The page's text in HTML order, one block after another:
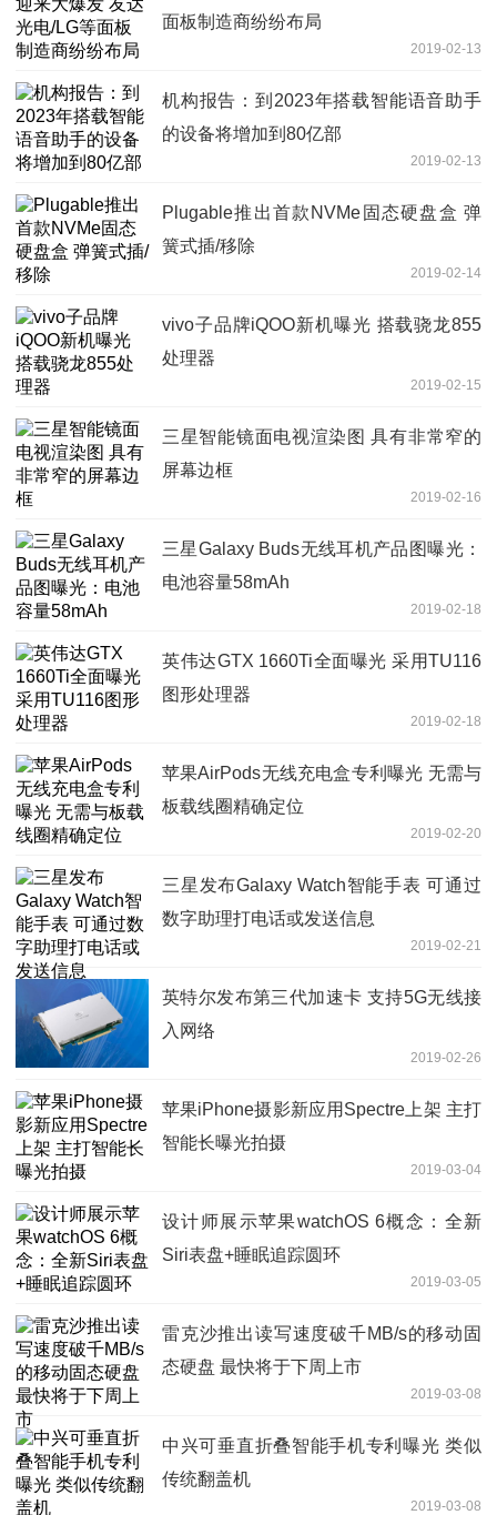
面板制造商纷纷布局
2019-02-13
机构报告：到2023年搭载智能语音助手
的设备将增加到80亿部
2019-02-13
Plugable推出首款NVMe固态硬盘盒 弹
簧式插/移除
2019-02-14
vivo子品牌iQOO新机曝光 搭载骁龙855
处理器
2019-02-15
三星智能镜面电视渲染图 具有非常窄的
屏幕边框
2019-02-16
三星Galaxy Buds无线耳机产品图曝光：
电池容量58mAh
2019-02-18
英伟达GTX 1660Ti全面曝光 采用TU116
图形处理器
2019-02-18
苹果AirPods无线充电盒专利曝光 无需与
板载线圈精确定位
2019-02-20
三星发布Galaxy Watch智能手表 可通过
数字助理打电话或发送信息
2019-02-21
英特尔发布第三代加速卡 支持5G无线接
入网络
2019-02-26
苹果iPhone摄影新应用Spectre上架 主打
智能长曝光拍摄
2019-03-04
设计师展示苹果watchOS 6概念：全新
Siri表盘+睡眠追踪圆环
2019-03-05
雷克沙推出读写速度破千MB/s的移动固
态硬盘 最快将于下周上市
2019-03-08
中兴可垂直折叠智能手机专利曝光 类似
传统翻盖机
2019-03-08